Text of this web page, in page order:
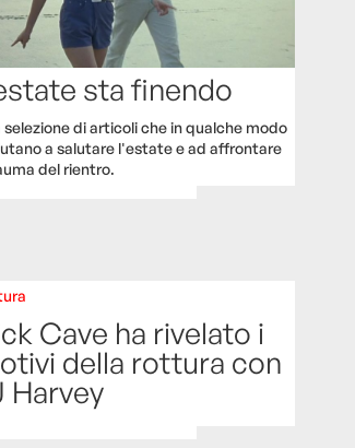
sta finendo
selezione di articoli che in qualche modo
a salutare l'estate e ad affrontare
del rientro.
Cave ha rivelato i
della rottura con
Harvey